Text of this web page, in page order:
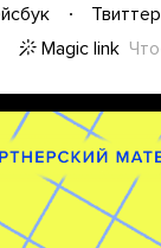
Твиттер
Magic link